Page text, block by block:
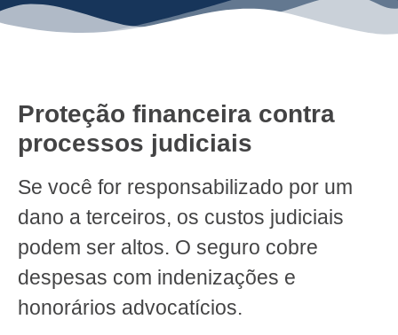
Proteção financeira contra
processos judiciais
Se você for responsabilizado por um
dano a terceiros, os custos judiciais
podem ser altos. O seguro cobre
despesas com indenizações e
honorários advocatícios.